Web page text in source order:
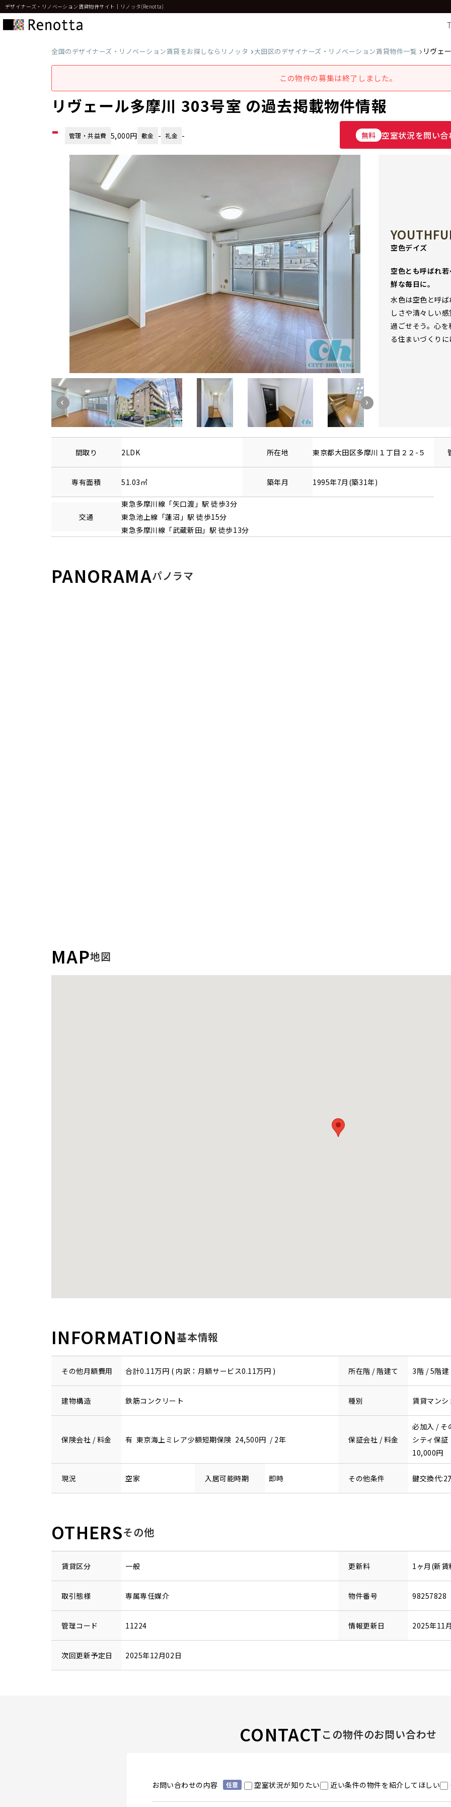
デザイナーズ・リノベーション賃貸物件サイト｜リノッタ(Renotta)
全国のデザイナーズ・リノベーション賃貸をお探しならリノッタ 大田区のデザイナーズ・リノベーション賃貸物件一覧 リヴェ
この物件の募集は終了しました。
リヴェール多摩川 303号室 の過去掲載物件情報
- 管理・共益費 5,000円 敷金 - 礼金 - 無料 空室状況を問い合
空色デイズ
空色とも呼ばれ
鮮な毎日に。
水色は空色と呼
しさや清々しい
過ごせそう。心
る住まいづくりに
間取り 2LDK 所在地 東京都大田区多摩川 １丁目２２-５
専有面積 51.03㎡ 築年月 1995年7月(築31年)
交通
東急多摩川線 「矢口渡 」駅 徒歩3分
東急池上線 「蓮沼 」駅 徒歩15分
東急多摩川線 「武蔵新田 」駅 徒歩13分
PANORAMAパノラマ
MAP地図
INFORMATION基本情報
その他月額費用 合計0.11万円 ( 内訳：月額サービス0.11万円 ) 所在階 / 階建て 3階 / 5階建
建物構造 鉄筋コンクリート 種別 賃貸マンシ
保険会社 / 料金 有 東京海上ミレア少額短期保険 24,500円 / 2年 保証会社 / 料金
必加入 / そ
シティ保
10,000円
現況 空家 入居可能時期 即時 その他条件 鍵交換代:2
OTHERSその他
賃貸区分 一般 更新料 1ヶ月(新賃
取引態様 専属専任媒介 物件番号 98257828
管理コード 11224 情報更新日 2025年11
次回更新予定日 2025年12月02日
CONTACTこの物件のお問い合わせ
お問い合わせの内容 任意 空室状況が知りたい 近い条件の物件を紹介してほしい